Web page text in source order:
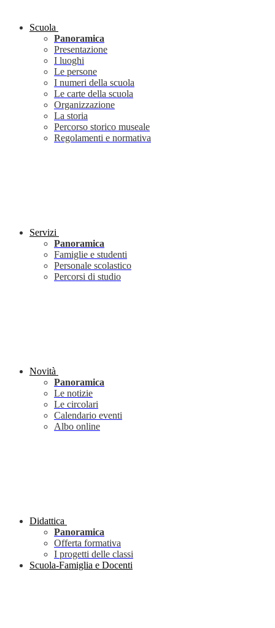
Scuola
Panoramica
Presentazione
I luoghi
Le persone
I numeri della scuola
Le carte della scuola
Organizzazione
La storia
Percorso storico museale
Regolamenti e normativa
Servizi
Panoramica
Famiglie e studenti
Personale scolastico
Percorsi di studio
Novità
Panoramica
Le notizie
Le circolari
Calendario eventi
Albo online
Didattica
Panoramica
Offerta formativa
I progetti delle classi
Scuola-Famiglia e Docenti